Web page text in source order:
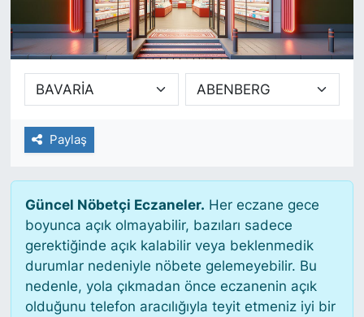
Paylaş
Güncel Nöbetçi Eczaneler. Her eczane gece
boyunca açık olmayabilir, bazıları sadece
gerektiğinde açık kalabilir veya beklenmedik
durumlar nedeniyle nöbete gelemeyebilir. Bu
nedenle, yola çıkmadan önce eczanenin açık
olduğunu telefon aracılığıyla teyit etmeniz iyi bir
SİYASET
SAĞLIK